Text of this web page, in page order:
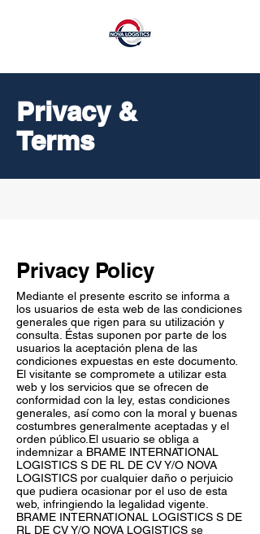
Privacy &
Terms
Privacy Policy
Mediante el presente escrito se informa a
los usuarios de esta web de las condiciones
generales que rigen para su utilización y
consulta. Éstas suponen por parte de los
usuarios la aceptación plena de las
condiciones expuestas en este documento.
El visitante se compromete a utilizar esta
web y los servicios que se ofrecen de
conformidad con la ley, estas condiciones
generales, así como con la moral y buenas
costumbres generalmente aceptadas y el
orden público.El usuario se obliga a
indemnizar a BRAME INTERNATIONAL
LOGISTICS S DE RL DE CV Y/O NOVA
LOGISTICS por cualquier daño o perjuicio
que pudiera ocasionar por el uso de esta
web, infringiendo la legalidad vigente.
BRAME INTERNATIONAL LOGISTICS S DE
RL DE CV Y/O NOVA LOGISTICS se